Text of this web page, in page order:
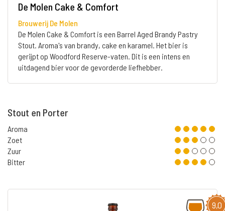
De Molen Cake & Comfort
Brouwerij De Molen
De Molen Cake & Comfort is een Barrel Aged Brandy Pastry
Stout. Aroma's van brandy, cake en karamel. Het bier is
gerijpt op Woodford Reserve-vaten. Dit is een intens en
uitdagend bier voor de gevorderde liefhebber.
Stout en Porter
Aroma
Zoet
Zuur
Bitter
9,0